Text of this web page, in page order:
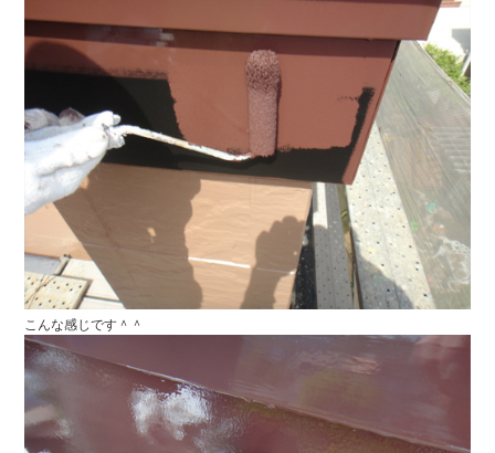
こんな感じです＾＾